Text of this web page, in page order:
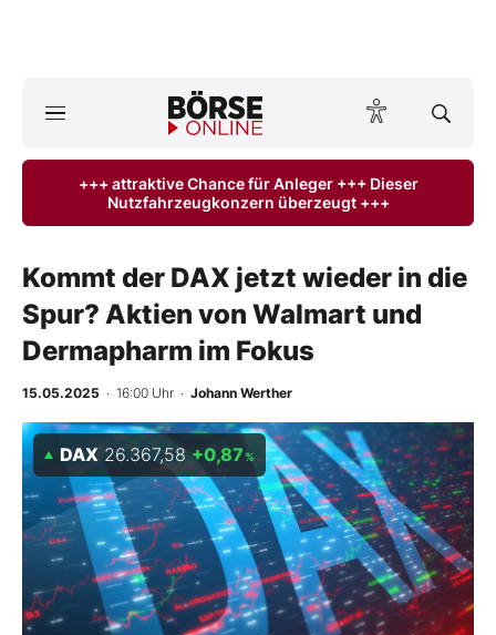
Anlageprodukte
Finanz-Check
Abo & Shop
BO-Musterdepots
Experten
Mein B:O
Mein Konto
+++ attraktive Chance für Anleger +++ Dieser
Nutzfahrzeugkonzern überzeugt +++
Kommt der DAX jetzt wieder in die
Spur? Aktien von Walmart und
Dermapharm im Fokus
15.05.2025 · 16:00 Uhr · Johann Werther
DAX 26.367,58 +0,87 %